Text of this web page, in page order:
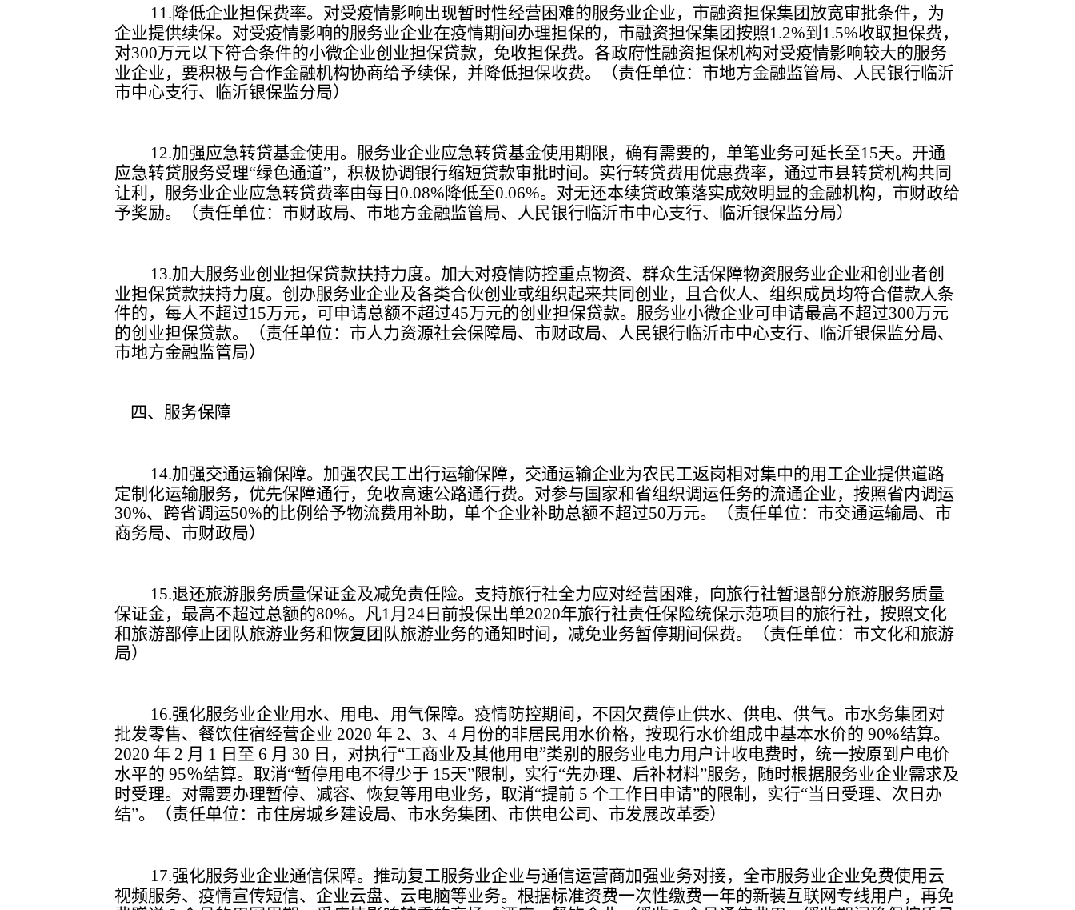
11.降低企业担保费率。对受疫情影响出现暂时性经营困难的服务业企业，市融资担保集团放宽审批条件，为
企业提供续保。对受疫情影响的服务业企业在疫情期间办理担保的，市融资担保集团按照1.2%到1.5%收取担保费，
对300万元以下符合条件的小微企业创业担保贷款，免收担保费。各政府性融资担保机构对受疫情影响较大的服务
业企业，要积极与合作金融机构协商给予续保，并降低担保收费。
（责任单位：市地方金融监管局、人民银行临沂
市中心支行、临沂银保监分局）
12.加强应急转贷基金使用。服务业企业应急转贷基金使用期限，确有需要的，单笔业务可延长至15天。开通
应急转贷服务受理“绿色通道”，积极协调银行缩短贷款审批时间。实行转贷费用优惠费率，通过市县转贷机构共同
让利，服务业企业应急转贷费率由每日0.08%降低至0.06%。对无还本续贷政策落实成效明显的金融机构，市财政给
予奖励。
（责任单位：市财政局、市地方金融监管局、人民银行临沂市中心支行、临沂银保监分局）
13.加大服务业创业担保贷款扶持力度。加大对疫情防控重点物资、群众生活保障物资服务业企业和创业者创
业担保贷款扶持力度。创办服务业企业及各类合伙创业或组织起来共同创业，且合伙人、组织成员均符合借款人条
件的，每人不超过15万元，可申请总额不超过45万元的创业担保贷款。服务业小微企业可申请最高不超过300万元
的创业担保贷款。
（责任单位：市人力资源社会保障局、市财政局、人民银行临沂市中心支行、临沂银保监分局、
市地方金融监管局）
四、服务保障
14.加强交通运输保障。加强农民工出行运输保障，交通运输企业为农民工返岗相对集中的用工企业提供道路
定制化运输服务，优先保障通行，免收高速公路通行费。对参与国家和省组织调运任务的流通企业，按照省内调运
30%、跨省调运50%的比例给予物流费用补助，单个企业补助总额不超过50万元。
（责任单位：市交通运输局、市
商务局、市财政局）
15.退还旅游服务质量保证金及减免责任险。支持旅行社全力应对经营困难，向旅行社暂退部分旅游服务质量
保证金，最高不超过总额的80%。凡1月24日前投保出单2020年旅行社责任保险统保示范项目的旅行社，按照文化
和旅游部停止团队旅游业务和恢复团队旅游业务的通知时间，减免业务暂停期间保费。
（责任单位：市文化和旅游
局）
16.强化服务业企业用水、用电、用气保障。疫情防控期间，不因欠费停止供水、供电、供气。市水务集团对
批发零售、餐饮住宿经营企业 2020 年 2、 3、 4 月份的非居民用水价格，按现行水价组成中基本水价的 90%结算。
2020 年 2 月 1 日至 6 月 30 日，对执行“工商业及其他用电”类别的服务业电力用户计收电费时，统一按原到户电价
水平的 95％结算。取消“暂停用电不得少于 15天”限制，实行“先办理、后补材料”服务，随时根据服务业企业需求及
时受理。对需要办理暂停、减容、恢复等用电业务，取消“提前 5 个工作日申请”的限制，实行“当日受理、次日办
结”。 （责任单位：市住房城乡建设局、市水务集团、市供电公司、市发展改革委）
17.强化服务业企业通信保障。推动复工服务业企业与通信运营商加强业务对接，全市服务业企业免费使用云
视频服务、疫情宣传短信、企业云盘、云电脑等业务。根据标准资费一次性缴费一年的新装互联网专线用户，再免